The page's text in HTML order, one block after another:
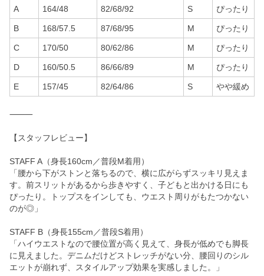
A 164/48 82/68/92 S ぴったり
B 168/57.5 87/68/95 M ぴったり
C 170/50 80/62/86 M ぴったり
D 160/50.5 86/66/89 M ぴったり
E 157/45 82/64/86 S やや緩め
⸻
【スタッフレビュー】
STAFF A（身長160cm／普段M着用）
「腰から下がストンと落ちるので、横に広がらずスッキリ見えま
す。前スリットがあるから歩きやすく、子どもと出かける日にも
ぴったり。トップスをインしても、ウエスト周りがもたつかない
のが◎」
STAFF B（身長155cm／普段S着用）
「ハイウエストなので腰位置が高く見えて、身長が低めでも脚長
に見えました。デニムだけどストレッチがない分、腰回りのシル
エットが崩れず、スタイルアップ効果を実感しました。」